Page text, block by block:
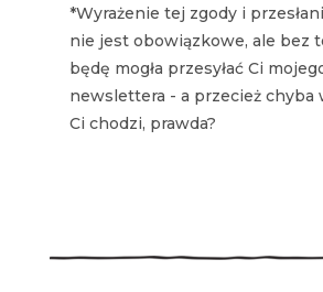
*Wyrażenie tej zgody i
nie jest obowiązkowe, ale bez
będę mogła przesyłać Ci
newslettera - a przecież chyba
Ci chodzi, prawda?